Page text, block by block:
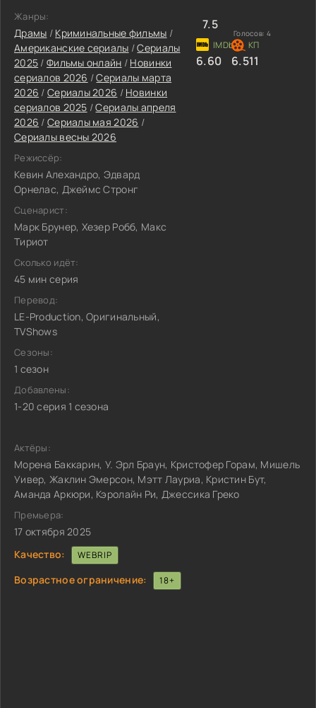
Жанры:
Драмы / Криминальные фильмы /
Американские сериалы /Сериалы
2025 / Фильмы онлайн / Новинки
сериалов 2026 /Сериалы марта
2026 / Сериалы 2026 / Новинки
сериалов 2025 /Сериалы апреля
2026 / Сериалы мая 2026 /
Сериалы весны 2026
Режиссёр:
Кевин Алехандро, Эдвард
Орнелас, Джеймс Стронг
Сценарист:
Марк Брунер, Хезер Робб, Макс
Тириот
Сколько идёт:
45 мин серия
Перевод:
LE-Production, Оригинальный,
TVShows
Сезоны:
1 сезон
Добавлены:
1-20 серия 1 сезона
7.5
Голосов: 4
6.60 6.511
Актёры:
Морена Баккарин, У. Эрл Браун, Кристофер Горам, Мишель
Уивер, Жаклин Эмерсон, Мэтт Лауриа, Кристин Бут,
Аманда Аркюри, Кэролайн Ри, Джессика Греко
Премьера:
17 октября 2025
Качество:
WEBRIP
Возрастное ограничение: 18+